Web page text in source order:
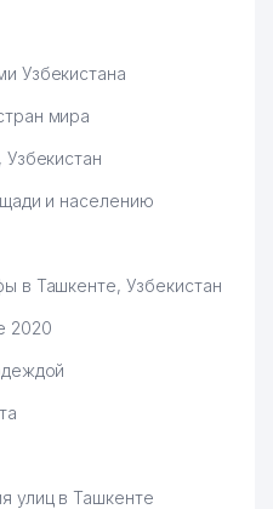
Узбекистана
мира
и населению
в Ташкенте, Узбекистан
2020
улиц в Ташкенте